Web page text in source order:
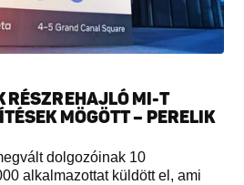
RÉSZREHAJLÓ MI-T
MÖGÖTT – PERELIK
dolgozóinak 10
alkalmazottat küldött el, ami